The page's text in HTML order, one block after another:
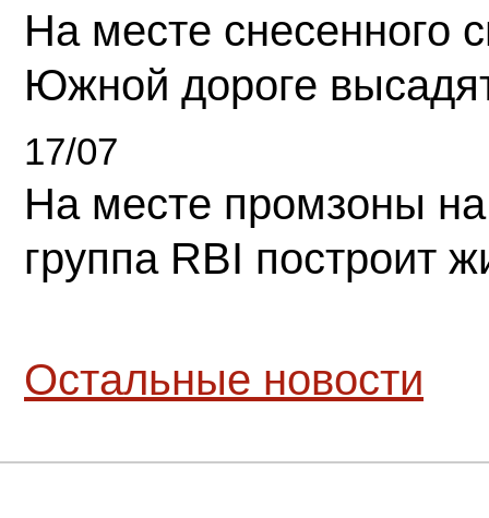
На месте снесенного
Южной дороге
17/07
На месте промзоны
группа RBI построит
Остальные новости